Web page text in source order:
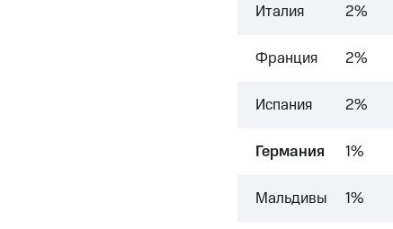
Италия 2%
Франция 2%
Испания 2%
Германия 1%
Мальдивы 1%